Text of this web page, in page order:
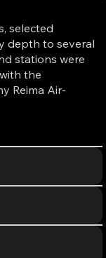
selected
depth to several
stations were
the
Reima Air-